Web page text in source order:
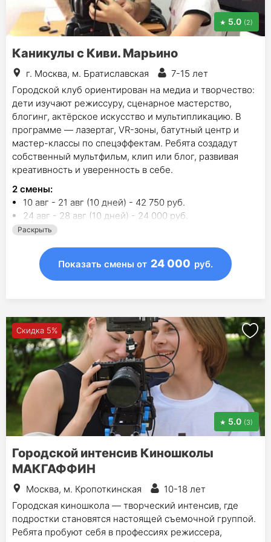
5.0 (2)
Каникулы с Киви. Марьино
г. Москва, м. Братиславская
7-15 лет
Городской клуб ориентирован на медиа и творчество:
дети изучают режиссуру, сценарное мастерство,
блогинг, актёрское искусство и мультипликацию. В
программе — лазертаг, VR-зоны, батутный центр и
мастер-классы по спецэффектам. Ребята создадут
собственный мультфильм, клип или блог, развивая
креативность и уверенность в себе.
2 смены:
10 авг - 21 авг (10 дней) - 42 750 руб.
24 авг - 28 авг (10 дней) - 24 000 руб.
Раскрыть
Показать смены от 24 000 руб.
Скидка 5%
5.0 (3)
Городской интенсив Киношколы
МАКГАФФИН
Москва, м. Кропоткинская
10-18 лет
Городская киношкола — творческий интенсив, где
подростки становятся настоящей съемочной группой.
Ребята пробуют себя в профессиях режиссера,